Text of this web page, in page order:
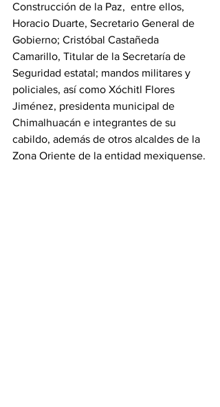
Construcción de la Paz,  entre ellos,
Horacio Duarte, Secretario General de
Gobierno; Cristóbal Castañeda
Camarillo, Titular de la Secretaría de
Seguridad estatal; mandos militares y
policiales, así como Xóchitl Flores
Jiménez, presidenta municipal de
Chimalhuacán e integrantes de su
cabildo, además de otros alcaldes de la
Zona Oriente de la entidad mexiquense.